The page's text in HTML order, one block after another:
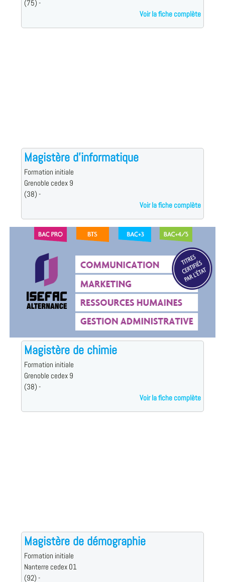
(75) -
Voir la fiche complète
Magistère d'informatique
Formation initiale
Grenoble cedex 9
(38) -
Voir la fiche complète
Magistère de chimie
Formation initiale
Grenoble cedex 9
(38) -
Voir la fiche complète
Magistère de démographie
Formation initiale
Nanterre cedex 01
(92) -